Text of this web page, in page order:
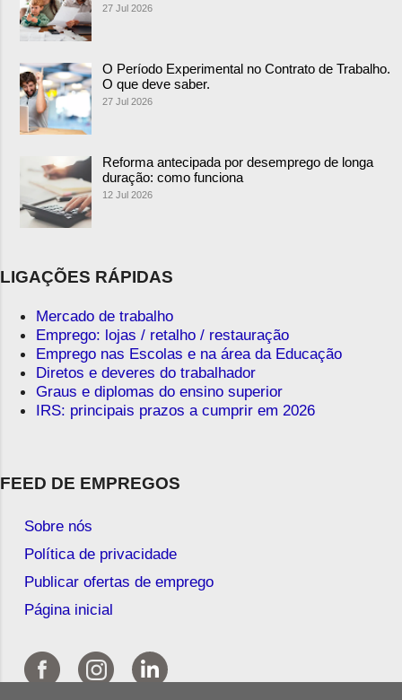
27 Jul 2026
O Período Experimental no Contrato de Trabalho.
O que deve saber.
27 Jul 2026
Reforma antecipada por desemprego de longa
duração: como funciona
12 Jul 2026
LIGAÇÕES RÁPIDAS
Mercado de trabalho
Emprego: lojas / retalho / restauração
Emprego nas Escolas e na área da Educação
Diretos e deveres do trabalhador
Graus e diplomas do ensino superior
IRS: principais prazos a cumprir em 2026
FEED DE EMPREGOS
Sobre nós
Política de privacidade
Publicar ofertas de emprego
Página inicial